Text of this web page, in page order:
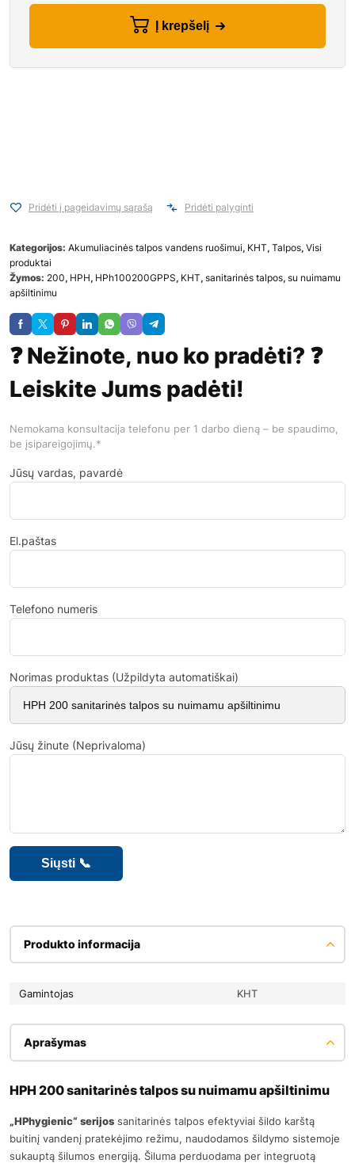
Į krepšelį
Pridėti į pageidavimų sąrašą Pridėti palyginti
Kategorijos: Akumuliacinės talpos vandens ruošimui, KHT, Talpos, Visi
produktai
Žymos: 200, HPH, HPh100200GPPS, KHT, sanitarinės talpos, su nuimamu
apšiltinimu
❓ Nežinote, nuo ko pradėti? ❓
Leiskite Jums padėti!
Nemokama konsultacija telefonu per 1 darbo dieną – be spaudimo,
be įsipareigojimų.*
Jūsų vardas, pavardė
El.paštas
Telefono numeris
Norimas produktas (Užpildyta automatiškai)
Jūsų žinute (Neprivaloma)
Produkto informacija
Gamintojas KHT
Aprašymas
HPH 200 sanitarinės talpos su nuimamu apšiltinimu
„HPhygienic“ serijos sanitarinės talpos efektyviai šildo karštą
buitinį vandenį pratekėjimo režimu, naudodamos šildymo sistemoje
sukauptą šilumos energiją. Šiluma perduodama per integruotą